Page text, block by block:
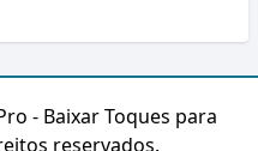
- Baixar Toques para
reservados.